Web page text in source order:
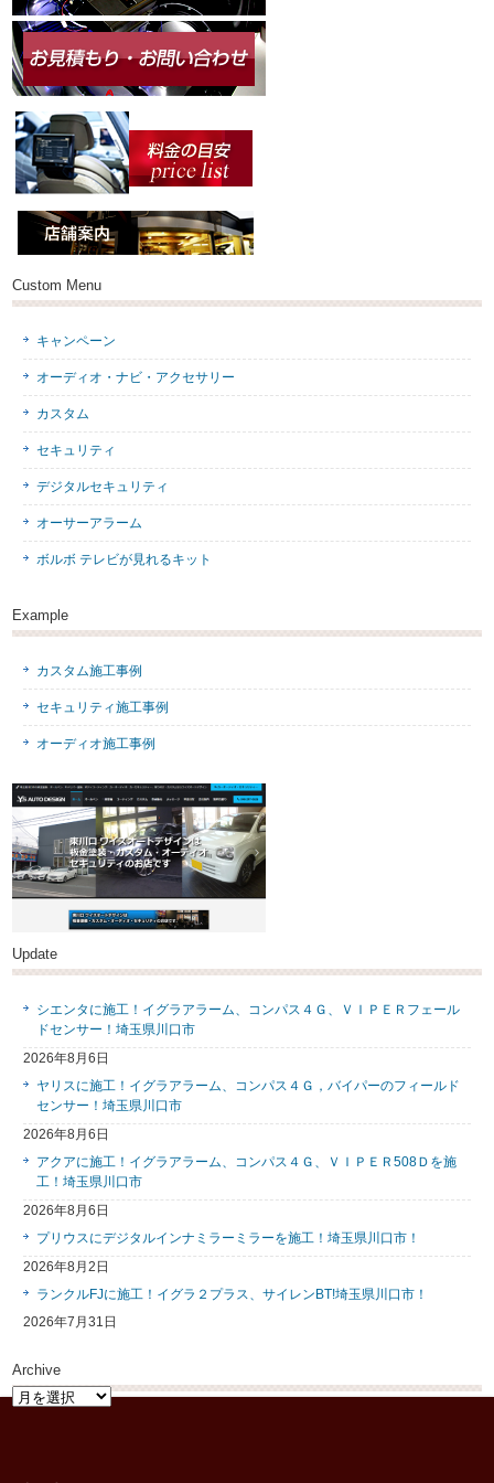
Custom Menu
キャンペーン
オーディオ・ナビ・アクセサリー
カスタム
セキュリティ
デジタルセキュリティ
オーサーアラーム
ボルボ テレビが見れるキット
Example
カスタム施工事例
セキュリティ施工事例
オーディオ施工事例
Update
シエンタに施工！イグラアラーム、コンパス４Ｇ、ＶＩＰＥＲフェール
ドセンサー！埼玉県川口市
2026年8月6日
ヤリスに施工！イグラアラーム、コンパス４Ｇ，バイパーのフィールド
センサー！埼玉県川口市
2026年8月6日
アクアに施工！イグラアラーム、コンパス４Ｇ、ＶＩＰＥＲ508Ｄを施
工！埼玉県川口市
2026年8月6日
プリウスにデジタルインナミラーミラーを施工！埼玉県川口市！
2026年8月2日
ランクルFJに施工！イグラ２プラス、サイレンBT!埼玉県川口市！
2026年7月31日
Archive
Archive